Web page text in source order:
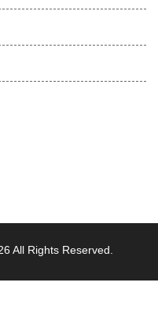
All Rights Reserved.